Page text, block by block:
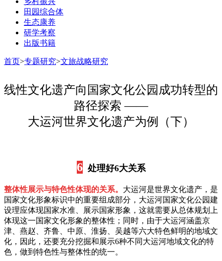
田园综合体
生态康养
研学考察
出版书籍
首页>专题研究>文旅战略研究
线性文化遗产向国家文化公园成功转型的
路径探索 ——
大运河世界文化遗产为例（下）
6 处理好6大关系
整体性展示与特色性体现的关系。 大运河是世界文化遗产，是
国家文化形象标识中的重要组成部分，大运河国家文化公园建
设理应体现国家水准、展示国家形象，这就需要从总体规划上
体现这一国家文化形象的整体性；同时，由于大运河涵盖京
津、燕赵、齐鲁、中原、淮扬、吴越等六大特色鲜明的地域文
化，因此，还要充分挖掘和展示6种不同大运河地域文化的特
色，做到特色性与整体性的统一。